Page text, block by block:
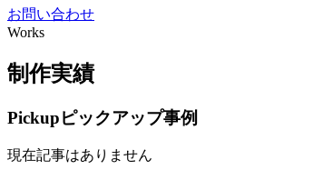
お問い合わせ
Works
制作実績
Pickupピックアップ事例
現在記事はありません